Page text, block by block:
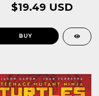
$19.49 USD